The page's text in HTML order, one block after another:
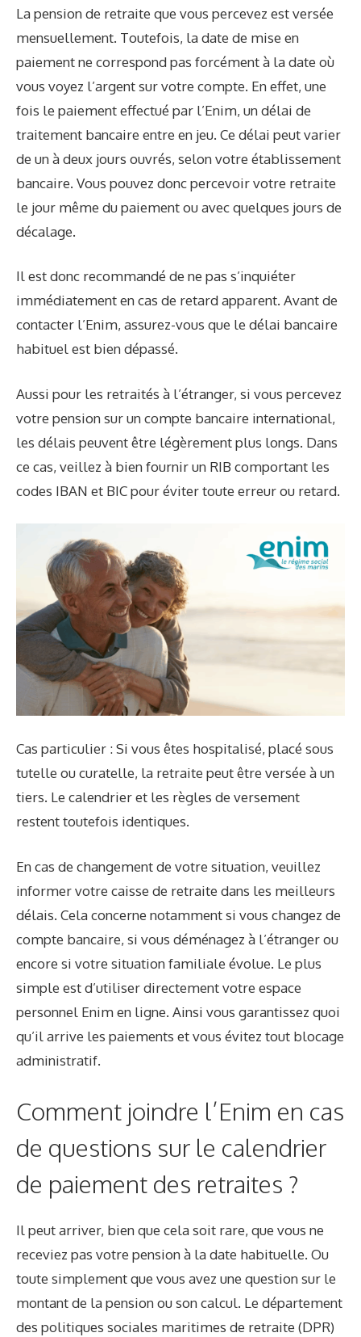
La pension de retraite que vous percevez est versée
mensuellement. Toutefois, la date de mise en
paiement ne correspond pas forcément à la date où
vous voyez l’argent sur votre compte. En effet, une
fois le paiement effectué par l’Enim, un délai de
traitement bancaire entre en jeu. Ce délai peut varier
de un à deux jours ouvrés, selon votre établissement
bancaire. Vous pouvez donc percevoir votre retraite
le jour même du paiement ou avec quelques jours de
décalage.
Il est donc recommandé de ne pas s’inquiéter
immédiatement en cas de retard apparent. Avant de
contacter l’Enim, assurez-vous que le délai bancaire
habituel est bien dépassé.
Aussi pour les retraités à l’étranger, si vous percevez
votre pension sur un compte bancaire international,
les délais peuvent être légèrement plus longs. Dans
ce cas, veillez à bien fournir un RIB comportant les
codes IBAN et BIC pour éviter toute erreur ou retard.
Cas particulier : Si vous êtes hospitalisé, placé sous
tutelle ou curatelle, la retraite peut être versée à un
tiers. Le calendrier et les règles de versement
restent toutefois identiques.
En cas de changement de votre situation, veuillez
informer votre caisse de retraite dans les meilleurs
délais. Cela concerne notamment si vous changez de
compte bancaire, si vous déménagez à l’étranger ou
encore si votre situation familiale évolue. Le plus
simple est d’utiliser directement votre espace
personnel Enim en ligne. Ainsi vous garantissez quoi
qu’il arrive les paiements et vous évitez tout blocage
administratif.
Comment joindre l’Enim en cas
de questions sur le calendrier
de paiement des retraites ?
Il peut arriver, bien que cela soit rare, que vous ne
receviez pas votre pension à la date habituelle. Ou
toute simplement que vous avez une question sur le
montant de la pension ou son calcul. Le département
des politiques sociales maritimes de retraite (DPR)